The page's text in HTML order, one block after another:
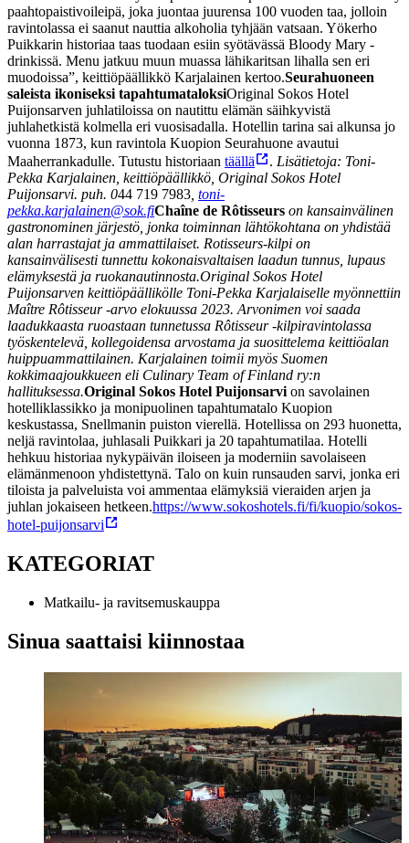
paahtopaistivoileipä, joka juontaa juurensa 100 vuoden taa, jolloin
ravintolassa ei saanut nauttia alkoholia tyhjään vatsaan. Yökerho
Puikkarin historiaa taas tuodaan esiin syötävässä Bloody Mary -
drinkissä. Menu jatkuu muun muassa lähikaritsan lihalla sen eri
muodoissa”, keittiöpäällikkö Karjalainen kertoo.Seurahuoneen
saleista ikoniseksi tapahtumataloksiOriginal Sokos Hotel
Puijonsarven juhlatiloissa on nautittu elämän säihkyvistä
juhlahetkistä kolmella eri vuosisadalla. Hotellin tarina sai alkunsa jo
vuonna 1873, kun ravintola Kuopion Seurahuone avautui
Maaherrankadulle. Tutustu historiaan täällä . Lisätietoja: Toni-
Pekka Karjalainen, keittiöpäällikkö, Original Sokos Hotel
Puijonsarvi. puh. 044 719 7983 toni-
pekka.karjalainen@sok.fiChaîne de Rôtisseurs on kansainvälinen
gastronominen järjestö, jonka toiminnan lähtökohtana on yhdistää
alan harrastajat ja ammattilaiset. Rotisseurs-kilpi on
kansainvälisesti tunnettu kokonaisvaltaisen laadun tunnus, lupaus
elämyksestä ja ruokanautinnosta.Original Sokos Hotel
Puijonsarven keittiöpäällikölle Toni-Pekka Karjalaiselle myönnettiin
Maître Rôtisseur -arvo elokuussa 2023. Arvonimen voi saada
laadukkaasta ruoastaan tunnetussa Rôtisseur -kilpiravintolassa
työskentelevä, kollegoidensa arvostama ja suosittelema keittiöalan
huippuammattilainen. Karjalainen toimii myös Suomen
kokkimaajoukkueen eli Culinary Team of Finland ry:n
hallituksessa.Original Sokos Hotel Puijonsarvi on savolainen
hotelliklassikko ja monipuolinen tapahtumatalo Kuopion
keskustassa, Snellmanin puiston vierellä. Hotellissa on 293 huonetta,
neljä ravintolaa, juhlasali Puikkari ja 20 tapahtumatilaa. Hotelli
hehkuu historiaa nykypäivän iloiseen ja moderniin savolaiseen
elämänmenoon yhdistettynä. Talo on kuin runsauden sarvi, jonka eri
tiloista ja palveluista voi ammentaa elämyksiä vieraiden arjen ja
juhlan jokaiseen hetkeen.https://www.sokoshotels.fi/fi/kuopio/sokos-
hotel-puijonsarvi
KATEGORIAT
Matkailu- ja ravitsemuskauppa
Sinua saattaisi kiinnostaa